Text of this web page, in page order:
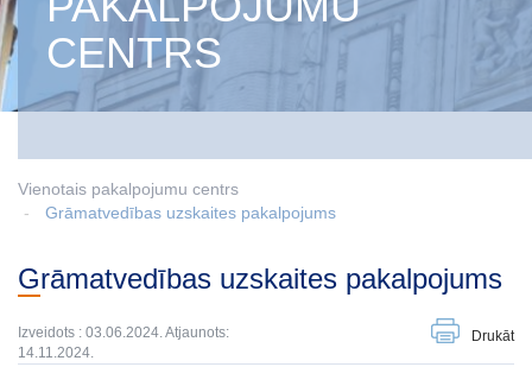
CENTRS
Vienotais pakalpojumu centrs
Grāmatvedības uzskaites pakalpojums
Grāmatvedības uzskaites pakalpojums
Izveidots : 03.06.2024. Atjaunots:
14.11.2024.
Drukāt